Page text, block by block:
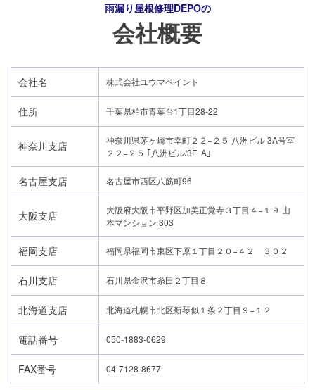
雨漏り屋根修理DEPOの
会社概要
会社名 株式会社ユウマペイント
住所 千葉県柏市青葉台1丁目28-22
神奈川支店
神奈川県茅ヶ崎市幸町２２−２５ 八洲ビル 3A号室
２２−２５ ｢八洲ビル/3FｰA｣
名古屋支店 名古屋市西区八筋町96
大阪支店
大阪府大阪市平野区加美正覚寺３丁目４−１９ 山
本マンション 303
福岡支店 福岡県福岡市東区下原１丁目２０−４２ ３０２
石川支店 石川県金沢市糸田２丁目８
北海道支店 北海道札幌市北区新琴似１条２丁目９−１２
電話番号 050-1883-0629
FAX番号 04-7128-8677